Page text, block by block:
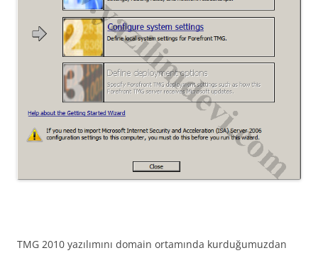
TMG 2010 yazılımını domain ortamında kurduğumuzdan